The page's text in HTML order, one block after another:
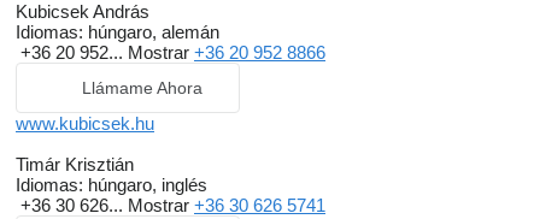
Kubicsek András
Idiomas: húngaro, alemán
+36 20 952... Mostrar +36 20 952 8866
Llámame Ahora
www.kubicsek.hu
Timár Krisztián
Idiomas: húngaro, inglés
+36 30 626... Mostrar +36 30 626 5741